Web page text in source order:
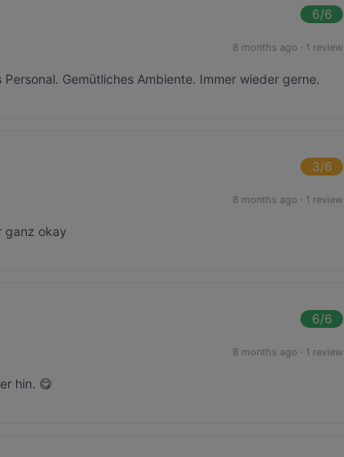
6/6
8 months ago · 1 review
Gemütliches Ambiente. Immer wieder gerne.
3/6
8 months ago · 1 review
ganz okay
6/6
8 months ago · 1 review
hin. 😋